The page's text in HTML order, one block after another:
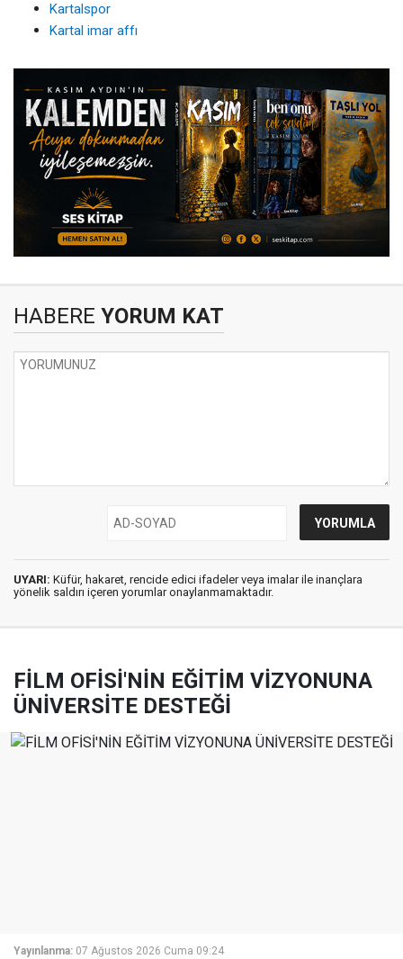
Kartalspor
Kartal imar affı
HABERE YORUM KAT
UYARI: Küfür, hakaret, rencide edici ifadeler veya imalar ile inançlara
yönelik saldırı içeren yorumlar onaylanmamaktadır.
FİLM OFİSİ'NİN EĞİTİM VİZYONUNA
ÜNİVERSİTE DESTEĞİ
Yayınlanma: 07 Ağustos 2026 Cuma 09:24